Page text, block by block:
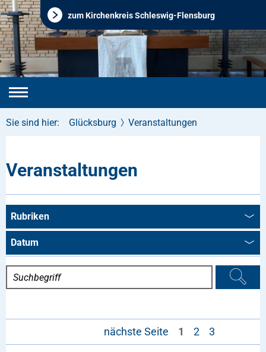
zum Kirchenkreis Schleswig-Flensburg
Sie sind hier: Glücksburg Veranstaltungen
Veranstaltungen
Rubriken
Datum
1 2 3
nächste Seite